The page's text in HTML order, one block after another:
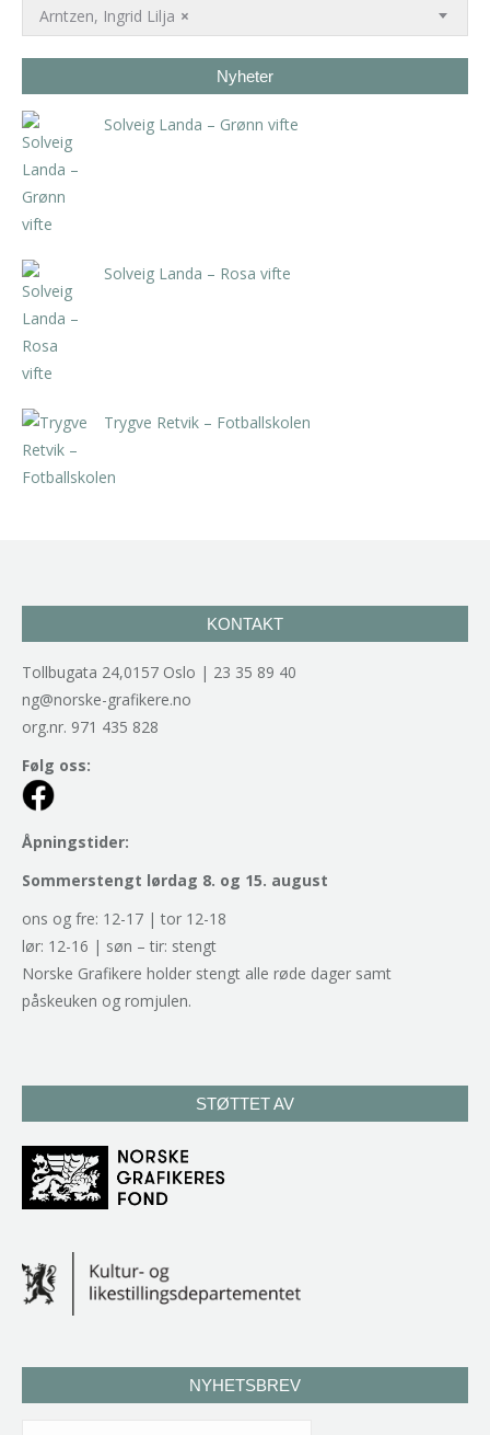
×
Arntzen, Ingrid Lilja
Nyheter
Solveig Landa – Grønn vifte
Solveig Landa – Rosa vifte
Trygve Retvik – Fotballskolen
KONTAKT
Tollbugata 24,0157 Oslo | 23 35 89 40
ng@norske-grafikere.no
org.nr. 971 435 828
Følg oss:
Åpningstider:
Sommerstengt lørdag 8. og 15. august
ons og fre: 12-17 | tor 12-18
lør: 12-16 | søn – tir: stengt
Norske Grafikere holder stengt alle røde dager samt
påskeuken og romjulen.
STØTTET AV
NYHETSBREV